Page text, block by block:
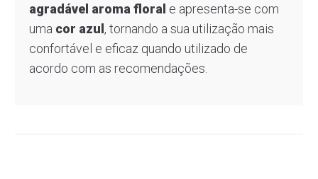
agradável aroma floral e apresenta-se com
uma cor azul, tornando a sua utilização mais
confortável e eficaz quando utilizado de
acordo com as recomendações.